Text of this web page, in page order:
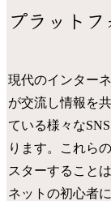
プラットフ
現代のインター
が交流し情報を
ている様々な
ります。これら
スターすること
ネットの初心者